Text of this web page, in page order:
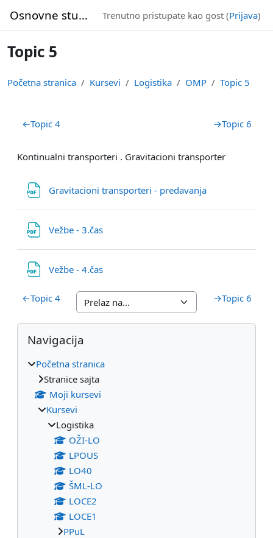
Osnovne studije Trenutno pristupate kao gost (Prijava)
Topic 5
Početna stranica Kursevi Logistika OMP Topic 5
Pregled sekcija
←Topic 4 →Topic 6
Kontinualni transporteri . Gravitacioni transporter
Gravitacioni transporteri - predavanja
Vežbe - 3.čas
Vežbe - 4.čas
←Topic 4 →Topic 6
Blokovi
Preskoči Navigacija
Navigacija
Početna stranica
Stranice sajta
Moji kursevi
Kursevi
Logistika
OŽI-LO
LPOUS
LO40
ŠML-LO
LOCE2
LOCE1
PPuL